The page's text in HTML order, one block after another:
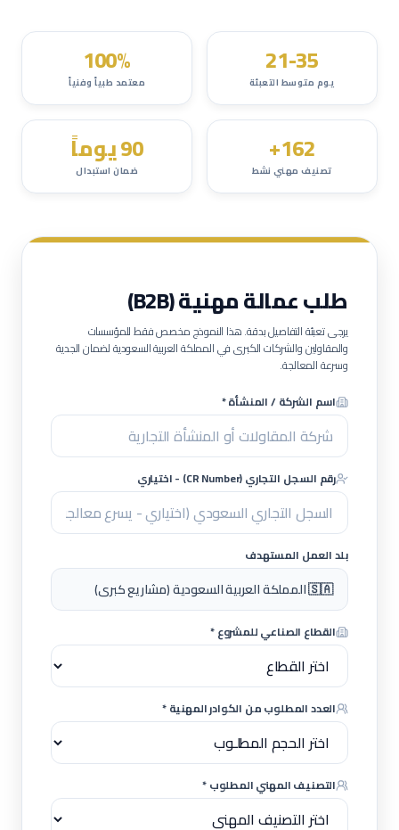
21-35
يوم متوسط التعبئة
100%
معتمد طبياً وفنياً
162+
تصنيف مهني نشط
90 يوماً
ضمان استبدال
طلب عمالة مهنية (B2B)
يرجى تعبئة التفاصيل بدقة. هذا النموذج مخصص فقط للمؤسسات
والمقاولين والشركات الكبرى في المملكة العربية السعودية لضمان الجدية
وسرعة المعالجة.
اسم الشركة / المنشأة *
رقم السجل التجاري (CR Number) - اختياري
بلد العمل المستهدف
🇸🇦 المملكة العربية السعودية (مشاريع كبرى)
القطاع الصناعي للمشروع *
العدد المطلوب من الكوادر المهنية *
التصنيف المهني المطلوب *